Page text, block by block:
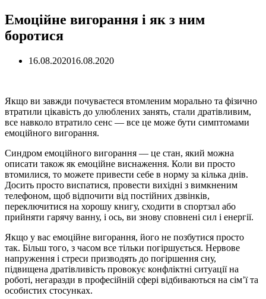
Емоційне вигорання і як з ним
боротися
16.08.202016.08.2020
Якщо ви завжди почуваєтеся втомленим морально та фізично
втратили цікавість до улюблених занять, стали дратівливим,
все навколо втратило сенс — все це може бути симптомами
емоційного вигорання.
Синдром емоційного вигорання — це стан, який можна
описати також як емоційне виснаження. Коли ви просто
втомилися, то можете привести себе в норму за кілька днів.
Досить просто виспатися, провести вихідні з вимкненим
телефоном, щоб відпочити від постійних дзвінків,
переключитися на хорошу книгу, сходити в спортзал або
прийняти гарячу ванну, і ось, ви знову сповнені сил і енергії.
Якщо у вас емоційне вигорання, його не позбутися просто
так. Більш того, з часом все тільки погіршується. Нервове
напруження і стреси призводять до погіршення сну,
підвищена дратівливість провокує конфліктні ситуації на
роботі, негаразди в професійній сфері відбиваються на сім’ї та
особистих стосунках.